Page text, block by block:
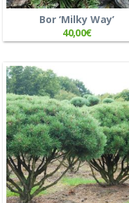
Bor ‘Milky Way’
40,00€